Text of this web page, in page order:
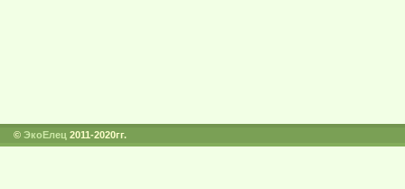
© ЭкоЕлец 2011-2020гг.